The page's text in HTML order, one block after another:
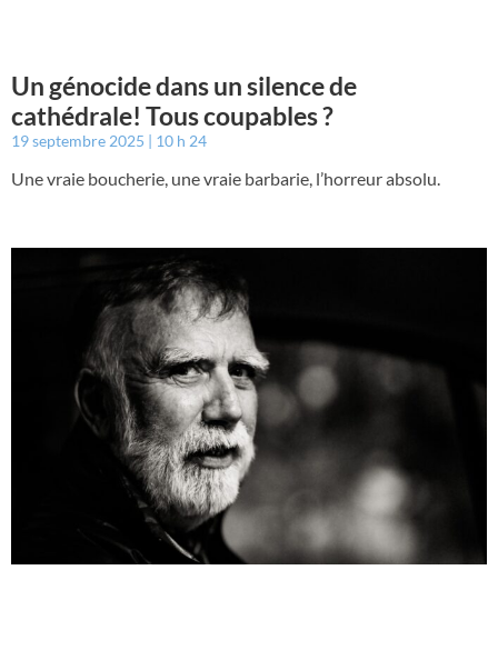
Un génocide dans un silence de
cathédrale! Tous coupables ?
19 septembre 2025 10 h 24
Une vraie boucherie, une vraie barbarie, l’horreur absolu.